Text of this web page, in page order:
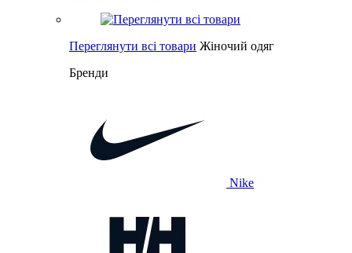
Переглянути всі товари Жіночий одяг
Бренди
Nike